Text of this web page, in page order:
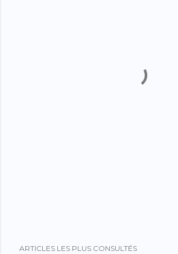
ARTICLES LES PLUS CONSULTÉS